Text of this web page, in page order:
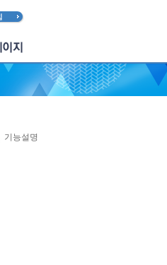
기능설명